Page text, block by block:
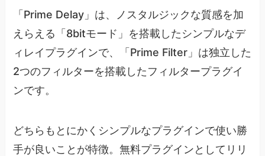
「Prime Delay」は、ノスタルジックな質感を加
えらえる「8bitモード」を搭載したシンプルなデ
ィレイプラグインで、「Prime Filter」は独立した
2つのフィルターを搭載したフィルタープラグイ
ンです。
どちらもとにかくシンプルなプラグインで使い勝
手が良いことが特徴。無料プラグインとしてリリ